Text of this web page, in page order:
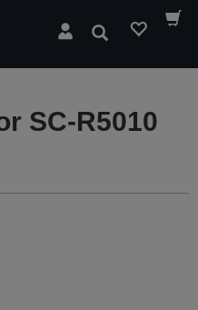
Buscar
SC-R5010